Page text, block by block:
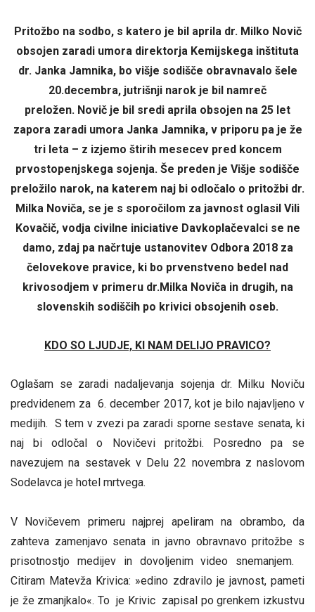
Pritožbo na sodbo, s katero je bil aprila dr. Milko Novič
obsojen zaradi umora direktorja Kemijskega inštituta
dr. Janka Jamnika, bo višje sodišče obravnavalo šele
20.decembra, jutrišnji narok je bil namreč
preložen. Novič je bil sredi aprila obsojen na 25 let
zapora zaradi umora Janka Jamnika, v priporu pa je že
tri leta – z izjemo štirih mesecev pred koncem
prvostopenjskega sojenja. Še preden je Višje sodišče
preložilo narok, na katerem naj bi odločalo o pritožbi dr.
Milka Noviča, se je s sporočilom za javnost oglasil Vili
Kovačič, vodja civilne iniciative Davkoplačevalci se ne
damo, zdaj pa načrtuje ustanovitev Odbora 2018 za
čelovekove pravice, ki bo prvenstveno bedel nad
krivosodjem v primeru dr.Milka Noviča in drugih, na
slovenskih sodiščih po krivici obsojenih oseb.
KDO SO LJUDJE, KI NAM DELIJO PRAVICO?
Oglašam se zaradi nadaljevanja sojenja dr. Milku Noviču
predvidenem za 6. december 2017, kot je bilo najavljeno v
medijih. S tem v zvezi pa zaradi sporne sestave senata, ki
naj bi odločal o Novičevi pritožbi. Posredno pa se
navezujem na sestavek v Delu 22 novembra z naslovom
Sodelavca je hotel mrtvega.
V Novičevem primeru najprej apeliram na obrambo, da
zahteva zamenjavo senata in javno obravnavo pritožbe s
prisotnostjo medijev in dovoljenim video snemanjem.
Citiram Matevža Krivica: »edino zdravilo je javnost, pameti
je že zmanjkalo«. To je Krivic zapisal po grenkem izkustvu